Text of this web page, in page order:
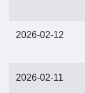
2026-02-12
2026-02-11